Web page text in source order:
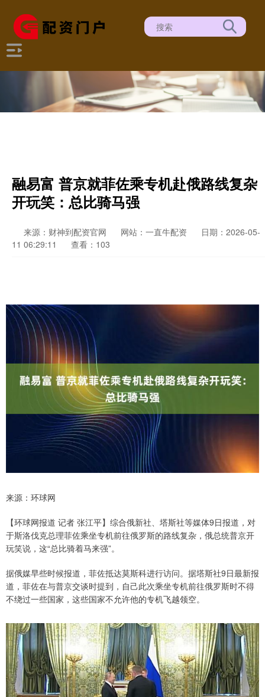
融易富 普京就菲佐乘专机赴俄路线复杂
开玩笑：总比骑马强
来源：财神到配资官网 网站：一直牛配资
日期：2026-05-
11 06:29:11
查看：103
来源：环球网
【环球网报道 记者 张江平】综合俄新社、塔斯社等媒体9日报道，对
于斯洛伐克总理菲佐乘坐专机前往俄罗斯的路线复杂，俄总统普京开
玩笑说，这“总比骑着马来强”。
据俄媒早些时候报道，菲佐抵达莫斯科进行访问。据塔斯社9日最新报
道，菲佐在与普京交谈时提到，自己此次乘坐专机前往俄罗斯时不得
不绕过一些国家，这些国家不允许他的专机飞越领空。